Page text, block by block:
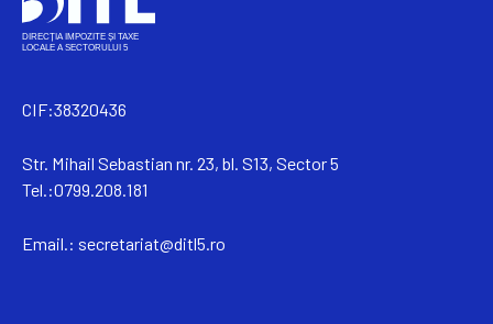
CIF:38320436
Str. Mihail Sebastian nr. 23, bl. S13, Sector 5
Tel.:0799.208.181
Email.: secretariat@ditl5.ro